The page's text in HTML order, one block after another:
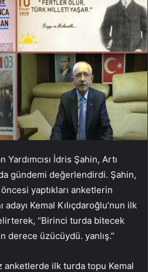
İdris Şahin, Artı
gündemi değerlendirdi. Şahin,
öncesi yaptıkları anketlerin
Kemal Kılıçdaroğlu’nun ilk
“Birinci turda bitecek
derece üzücüydü. yanlış.”
anketlerde ilk turda topu Kemal